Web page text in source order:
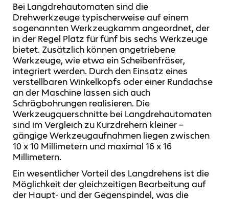
Bei Langdrehautomaten sind die
Drehwerkzeuge typischerweise auf einem
sogenannten Werkzeugkamm angeordnet, der
in der Regel Platz für fünf bis sechs Werkzeuge
bietet. Zusätzlich können angetriebene
Werkzeuge, wie etwa ein Scheibenfräser,
integriert werden. Durch den Einsatz eines
verstellbaren Winkelkopfs oder einer Rundachse
an der Maschine lassen sich auch
Schrägbohrungen realisieren. Die
Werkzeugquerschnitte bei Langdrehautomaten
sind im Vergleich zu Kurzdrehern kleiner –
gängige Werkzeugaufnahmen liegen zwischen
10 x 10 Millimetern und maximal 16 x 16
Millimetern.
Ein wesentlicher Vorteil des Langdrehens ist die
Möglichkeit der gleichzeitigen Bearbeitung auf
der Haupt- und der Gegenspindel, was die